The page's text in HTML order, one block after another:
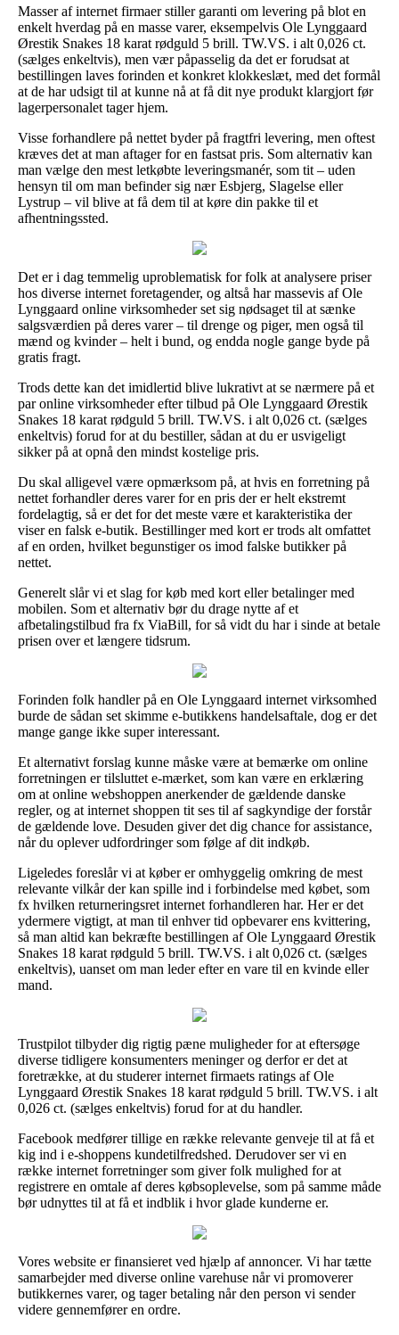
Masser af internet firmaer stiller garanti om levering på blot en
enkelt hverdag på en masse varer, eksempelvis Ole Lynggaard
Ørestik Snakes 18 karat rødguld 5 brill. TW.VS. i alt 0,026 ct.
(sælges enkeltvis), men vær påpasselig da det er forudsat at
bestillingen laves forinden et konkret klokkeslæt, med det formål
at de har udsigt til at kunne nå at få dit nye produkt klargjort før
lagerpersonalet tager hjem.
Visse forhandlere på nettet byder på fragtfri levering, men oftest
kræves det at man aftager for en fastsat pris. Som alternativ kan
man vælge den mest letkøbte leveringsmanér, som tit – uden
hensyn til om man befinder sig nær Esbjerg, Slagelse eller
Lystrup – vil blive at få dem til at køre din pakke til et
afhentningssted.
Det er i dag temmelig uproblematisk for folk at analysere priser
hos diverse internet foretagender, og altså har massevis af Ole
Lynggaard online virksomheder set sig nødsaget til at sænke
salgsværdien på deres varer – til drenge og piger, men også til
mænd og kvinder – helt i bund, og endda nogle gange byde på
gratis fragt.
Trods dette kan det imidlertid blive lukrativt at se nærmere på et
par online virksomheder efter tilbud på Ole Lynggaard Ørestik
Snakes 18 karat rødguld 5 brill. TW.VS. i alt 0,026 ct. (sælges
enkeltvis) forud for at du bestiller, sådan at du er usvigeligt
sikker på at opnå den mindst kostelige pris.
Du skal alligevel være opmærksom på, at hvis en forretning på
nettet forhandler deres varer for en pris der er helt ekstremt
fordelagtig, så er det for det meste være et karakteristika der
viser en falsk e-butik. Bestillinger med kort er trods alt omfattet
af en orden, hvilket begunstiger os imod falske butikker på
nettet.
Generelt slår vi et slag for køb med kort eller betalinger med
mobilen. Som et alternativ bør du drage nytte af et
afbetalingstilbud fra fx ViaBill, for så vidt du har i sinde at betale
prisen over et længere tidsrum.
Forinden folk handler på en Ole Lynggaard internet virksomhed
burde de sådan set skimme e-butikkens handelsaftale, dog er det
mange gange ikke super interessant.
Et alternativt forslag kunne måske være at bemærke om online
forretningen er tilsluttet e-mærket, som kan være en erklæring
om at online webshoppen anerkender de gældende danske
regler, og at internet shoppen tit ses til af sagkyndige der forstår
de gældende love. Desuden giver det dig chance for assistance,
når du oplever udfordringer som følge af dit indkøb.
Ligeledes foreslår vi at køber er omhyggelig omkring de mest
relevante vilkår der kan spille ind i forbindelse med købet, som
fx hvilken returneringsret internet forhandleren har. Her er det
ydermere vigtigt, at man til enhver tid opbevarer ens kvittering,
så man altid kan bekræfte bestillingen af Ole Lynggaard Ørestik
Snakes 18 karat rødguld 5 brill. TW.VS. i alt 0,026 ct. (sælges
enkeltvis), uanset om man leder efter en vare til en kvinde eller
mand.
Trustpilot tilbyder dig rigtig pæne muligheder for at eftersøge
diverse tidligere konsumenters meninger og derfor er det at
foretrække, at du studerer internet firmaets ratings af Ole
Lynggaard Ørestik Snakes 18 karat rødguld 5 brill. TW.VS. i alt
0,026 ct. (sælges enkeltvis) forud for at du handler.
Facebook medfører tillige en række relevante genveje til at få et
kig ind i e-shoppens kundetilfredshed. Derudover ser vi en
række internet forretninger som giver folk mulighed for at
registrere en omtale af deres købsoplevelse, som på samme måde
bør udnyttes til at få et indblik i hvor glade kunderne er.
Vores website er finansieret ved hjælp af annoncer. Vi har tætte
samarbejder med diverse online varehuse når vi promoverer
butikkernes varer, og tager betaling når den person vi sender
videre gennemfører en ordre.